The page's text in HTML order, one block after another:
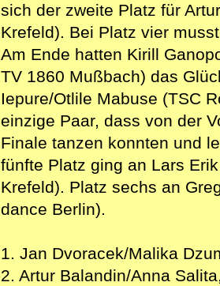
sich der zweite Platz für
Krefeld). Bei Platz vier
Am Ende hatten Kirill
TV 1860 Mußbach) das
Iepure/Otlile Mabuse (TSC
einzige Paar, dass von der
Finale tanzen konnten und
fünfte Platz ging an Lars
Krefeld). Platz sechs an
dance Berlin).
1. Jan Dvoracek/Malika
2. Artur Balandin/Anna